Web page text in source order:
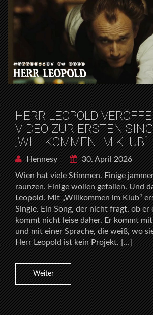
HERR LEOPOLD
VIDEO ZUR ERSTEN
„WILLKOMMEN IM KLUB“
Hennesy
30. April 2026
Wien hat viele Stimmen. Einige
raunzen. Einige wollen gefallen. Und
Leopold. Mit „Willkommen im Klub“
Single. Ein Song, der nicht fragt, ob
kommt nicht leise daher. Er kommt
und mit einer Sprache, die weiß, wo
Herr Leopold ist kein Projekt. […]
Weiter